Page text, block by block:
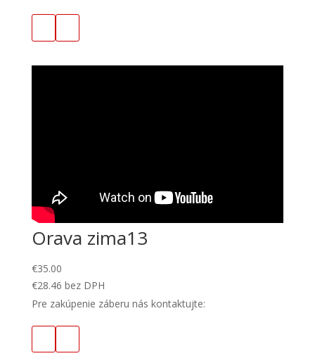
Orava zima13
€35.00
€28.46 bez DPH
Pre zakúpenie záberu nás kontaktujte: